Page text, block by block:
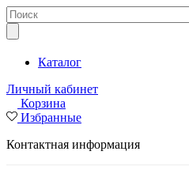
Каталог
Личный кабинет
Корзина
Избранные
Контактная информация